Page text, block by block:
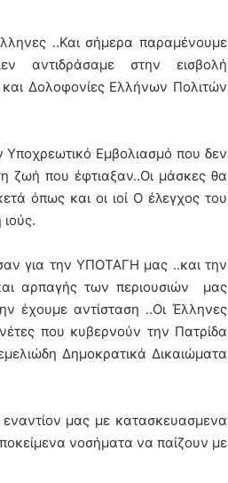
..Και σήμερα παραμένουμε
αντιδράσαμε στην εισβολή
Δολοφονίες Ελλήνων Πολιτών
Εμβολιασμό που δεν
ζωή που έφτιαξαν..Οι μάσκες θα
όπως και οι ιοί Ο έλεγχος του
για την ΥΠΟΤΑΓΗ μας ..και την
αρπαγής των περιουσιών μας
έχουμε αντίσταση ..Οι Έλληνες
που κυβερνούν την Πατρίδα
Δημοκρατικά Δικαιώματα
μας με κατασκευασμενα
νοσήματα να παίζουν με